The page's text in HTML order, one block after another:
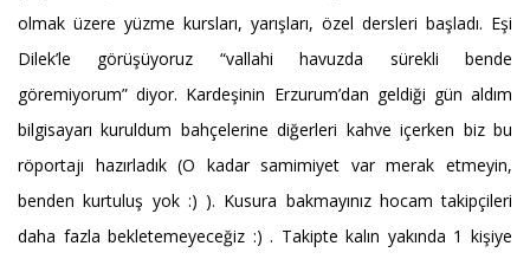
olmak üzere yüzme kursları, yarışları, özel dersleri başladı. Eşi
Dilek’le görüşüyoruz “vallahi havuzda sürekli bende
göremiyorum” diyor. Kardeşinin Erzurum’dan geldiği gün aldım
bilgisayarı kuruldum bahçelerine diğerleri kahve içerken biz bu
röportajı hazırladık (O kadar samimiyet var merak etmeyin,
benden kurtuluş yok :) ). Kusura bakmayınız hocam takipçileri
daha fazla bekletemeyeceğiz :) . Takipte kalın yakında 1 kişiye